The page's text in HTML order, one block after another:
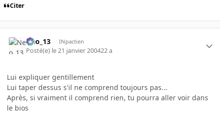
Citer
Neo_13 INpactien
Posté(e) le 21 janvier 200422 a
Lui expliquer gentillement
Lui taper dessus s'il ne comprend toujours pas...
Après, si vraiment il comprend rien, tu pourra aller voir dans
le bios